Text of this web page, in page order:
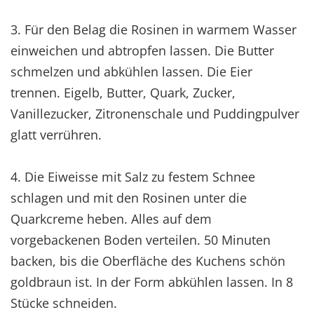
3. Für den Belag die Rosinen in warmem Wasser
einweichen und abtropfen lassen. Die Butter
schmelzen und abkühlen lassen. Die Eier
trennen. Eigelb, Butter, Quark, Zucker,
Vanillezucker, Zitronenschale und Puddingpulver
glatt verrühren.
4. Die Eiweisse mit Salz zu festem Schnee
schlagen und mit den Rosinen unter die
Quarkcreme heben. Alles auf dem
vorgebackenen Boden verteilen. 50 Minuten
backen, bis die Oberfläche des Kuchens schön
goldbraun ist. In der Form abkühlen lassen. In 8
Stücke schneiden.